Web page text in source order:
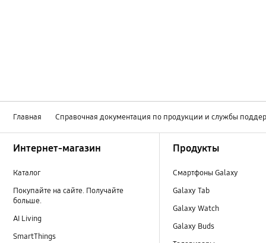
Главная Справочная документация по продукции и службы
Интернет-магазин
Каталог
Покупайте на сайте. Получайте
больше.
AI Living
SmartThings
Продукты
Смартфоны Galaxy
Galaxy Tab
Galaxy Watch
Galaxy Buds